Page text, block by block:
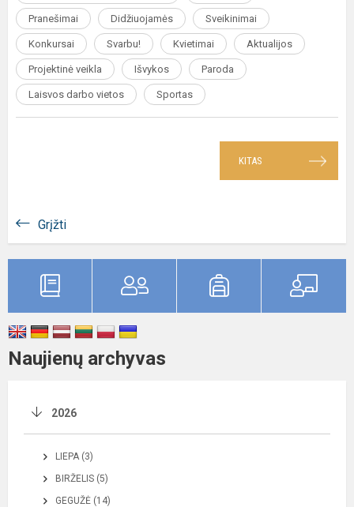
Pranešimai Didžiuojamės Sveikinimai
Konkursai Svarbu! Kvietimai Aktualijos
Projektinė veikla Išvykos Paroda
Laisvos darbo vietos Sportas
KITAS
Grįžti
Naujienų archyvas
2026
LIEPA (3)
BIRŽELIS (5)
GEGUŽĖ (14)